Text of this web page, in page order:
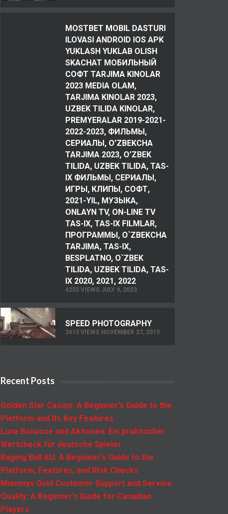
MOSTBET MOBIL DASTURI
ILOVASI ANDROID IOS APK
YUKLASH YUKLAB OLISH
SKACHAT МОБИЛЬНЫЙ
СОФТ TARJIMA KINOLAR
2023 MEDIA OLAM,
TARJIMA KINOLAR 2023,
UZBEK TILIDA KINOLAR,
PREMYERALAR 2019-2021-
2022-2023, ФИЛЬМЫ,
СЕРИАЛЫ, O’ZBEKCHA
TARJIMA 2023, O’ZBEK
TILIDA, UZBEK TILIDA, TAS-
IX ФИЛЬМЫ, СЕРИАЛЫ,
ИГРЫ, КЛИПЫ, СОФТ,
2021-YIL, МУЗЫКА,
ONLAYN TV, ON-LINE TV
TAS-IX, TAS-IX FILMLAR,
ПРОГРАММЫ, O`ZBEKCHA
TARJIMA, TAS-IX,
BESPLATNO, O`ZBEK
TILIDA, UZBEK TILIDA, TAS-
IX 2020, 2021, 2022
4255 VIEWS JULY 9, 2023
SPEED PHOTOGRAPHY
2615 VIEWS NOVEMBER 27, 2015
Recent Posts
Golden Star Casino: A Beginner’s Guide to the
Platform and Its Key Features
Luna Bonusse und Aktionen: Ein praktischer
Wertcheck für deutsche Spieler
Raging Bull AU: A Beginner’s Guide to the
Platform, Features, and Risk Checks
Mummys Gold Customer Support and Service
Quality: A Beginner’s Guide for Canadian
Players